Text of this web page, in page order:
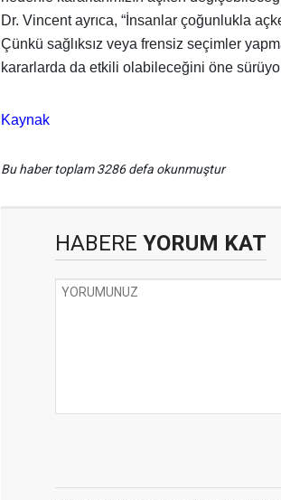
Dr. Vincent ayrıca, “İnsanlar çoğunlukla
Çünkü sağlıksız veya frensiz seçimler
kararlarda da etkili olabileceğini öne
Kaynak
Bu haber toplam 3286 defa okunmuştur
HABERE YORUM KAT